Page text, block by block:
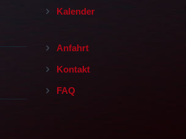
Kalender
Anfahrt
Kontakt
FAQ